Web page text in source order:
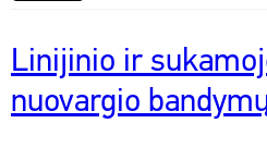
Linijinio ir
nuovargio